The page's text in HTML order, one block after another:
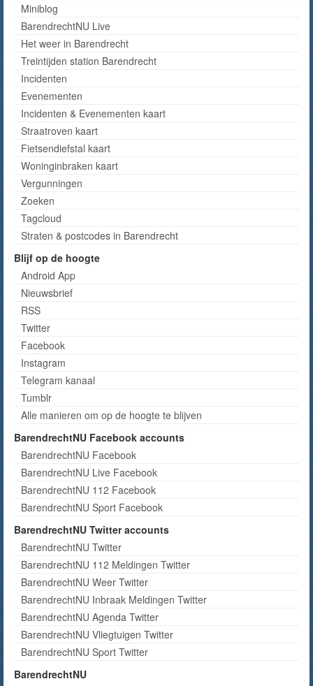
Miniblog
BarendrechtNU Live
Het weer in Barendrecht
Treintijden station Barendrecht
Incidenten
Evenementen
Incidenten & Evenementen kaart
Straatroven kaart
Fietsendiefstal kaart
Woninginbraken kaart
Vergunningen
Zoeken
Tagcloud
Straten & postcodes in Barendrecht
Blijf op de hoogte
Android App
Nieuwsbrief
RSS
Twitter
Facebook
Instagram
Telegram kanaal
Tumblr
Alle manieren om op de hoogte te blijven
BarendrechtNU Facebook accounts
BarendrechtNU Facebook
BarendrechtNU Live Facebook
BarendrechtNU 112 Facebook
BarendrechtNU Sport Facebook
BarendrechtNU Twitter accounts
BarendrechtNU Twitter
BarendrechtNU 112 Meldingen Twitter
BarendrechtNU Weer Twitter
BarendrechtNU Inbraak Meldingen Twitter
BarendrechtNU Agenda Twitter
BarendrechtNU Vliegtuigen Twitter
BarendrechtNU Sport Twitter
BarendrechtNU